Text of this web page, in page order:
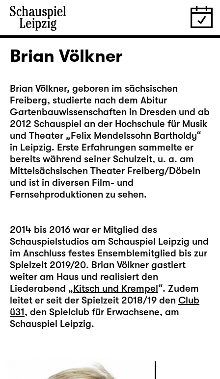
Brian Völkner
Brian Völkner, geboren im sächsischen
Freiberg, studierte nach dem Abitur
Gartenbauwissenschaften in Dresden und ab
2012 Schauspiel an der Hochschule für Musik
und Theater „Felix Mendelssohn Bartholdy“
in Leipzig. Erste Erfahrungen sammelte er
bereits während seiner Schulzeit, u. a. am
Mittelsächsischen Theater Freiberg/Döbeln
und ist in diversen Film- und
Fernsehproduktionen zu sehen.
2014 bis 2016 war er Mitglied des
Schauspielstudios am Schauspiel Leipzig und
im Anschluss festes Ensemblemitglied bis zur
Spielzeit 2019/20. Brian Völkner gastiert
weiter am Haus und realisiert den
Liederabend „Kitsch und Krempel“. Zudem
leitet er seit der Spielzeit 2018/19 den Club
ü31, den Spielclub für Erwachsene, am
Schauspiel Leipzig.